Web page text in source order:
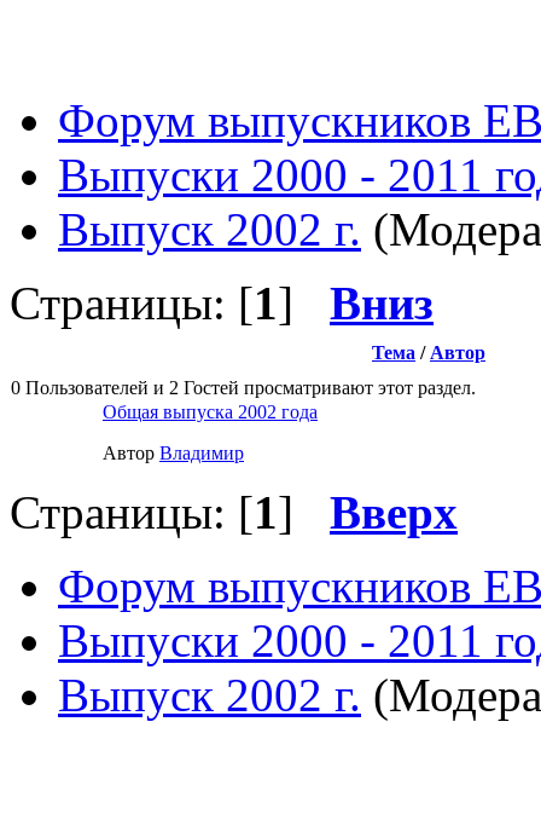
Форум выпускников
Выпуски 2000 - 2011
Выпуск 2002 г.
Страницы: [1] Вниз
Тема / Автор
0 Пользователей и 2 Гостей просматривают этот раздел.
Общая выпуска 2002 года
Автор Влaдимир
Страницы: [1] Вверх
Форум выпускников
Выпуски 2000 - 2011
Выпуск 2002 г.